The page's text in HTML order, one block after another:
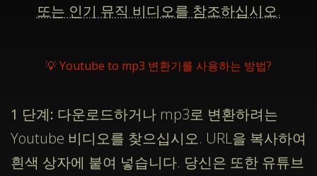
또는 인기 뮤직 비디오를 참조하십시오.
💡 Youtube to mp3 변환기를 사용하는 방법?
1 단계: 다운로드하거나 mp3로 변환하려는
Youtube 비디오를 찾으십시오. URL을 복사하여
흰색 상자에 붙여 넣습니다. 당신은 또한 유튜브